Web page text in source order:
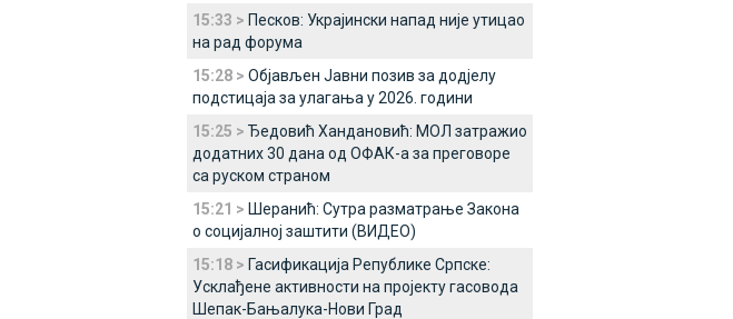
15:33 > Песков: Украјински напад није утицао
на рад форума
15:28 > Објављен Јавни позив за додјелу
подстицаја за улагања у 2026. години
15:25 > Ђедовић Хандановић: МОЛ затражио
додатних 30 дана од ОФАК-а за преговоре
са руском страном
15:21 > Шеранић: Сутра разматрање Закона
о социјалној заштити (ВИДЕО)
15:18 > Гасификација Републике Српске:
Усклађене активности на пројекту гасовода
Шепак-Бањалука-Нови Град